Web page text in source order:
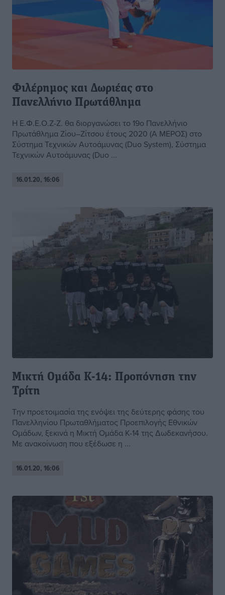
Φιλέρημος και Δωριέας στο
Πανελλήνιο Πρωτάθλημα
Η Ε.Φ.Ε.Ο.Ζ-Ζ. θα διοργανώσει το 19ο Πανελλήνιο
Πρωτάθλημα Ζίου–Ζίτσου έτους 2020 (Α ΜΕΡΟΣ) στο
Σύστημα Τεχνικών Αυτοάμυνας (Duo System), Σύστημα
Τεχνικών Αυτοάμυνας (Duo ...
16.01.20, 16:06
Μικτή Ομάδα Κ-14: Προπόνηση την
Τρίτη
Την προετοιμασία της ενόψει της δεύτερης φάσης του
Πανελληνίου Πρωταθλήματος Προεπιλογής Εθνικών
Ομάδων, ξεκινά η Μικτή Ομάδα Κ-14 της Δωδεκανήσου.
Με ανακοίνωση που εξέδωσε η ...
16.01.20, 16:06